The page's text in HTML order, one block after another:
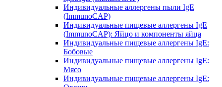
Индивидуальные аллергены пыли IgE
(ImmunoCAP)
Индивидуальные пищевые аллергены IgE
(ImmunoCAP): Яйцо и компоненты яйца
Индивидуальные пищевые аллергены IgE:
Бобовые
Индивидуальные пищевые аллергены IgE:
Мясо
Индивидуальные пищевые аллергены IgE: